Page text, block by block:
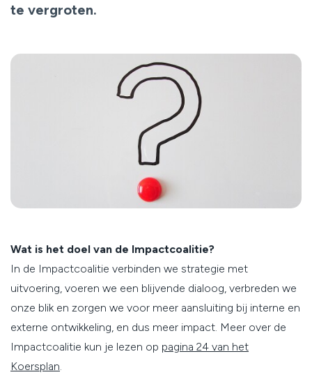
te vergroten.
Wat is het doel van de Impactcoalitie?
In de Impactcoalitie verbinden we strategie met
uitvoering, voeren we een blijvende dialoog, verbreden we
onze blik en zorgen we voor meer aansluiting bij interne en
externe ontwikkeling, en dus meer impact. Meer over de
Impactcoalitie kun je lezen op pagina 24 van het
Koersplan.